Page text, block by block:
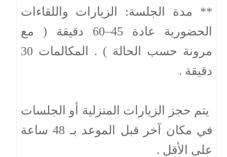
** مدة الجلسة: الزيارات واللقاءات
الحضورية عادة 45–60 دقيقة ( مع
مرونة حسب الحالة ) . المكالمات 30
دقيقة .
يتم حجز الزيارات المنزلية أو الجلسات
في مكان آخر قبل الموعد بـ 48 ساعة
على الأقل .